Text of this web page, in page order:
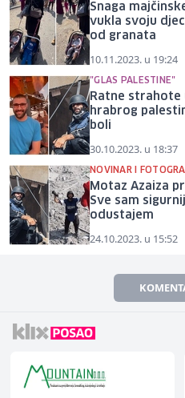
Snaga
vukla svoju
od granata
10.11.2023. u 19:24
"GLAS PALESTINE"
Ratne strahote
hrabrog
boli
30.10.2023. u 18:37
NOVINAR I
Motaz Azaiza
Sve sam
odustajem
24.10.2023. u 15:52